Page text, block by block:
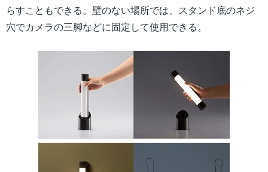
らすこともできる。壁のない場所では、スタンド底のネジ
穴でカメラの三脚などに固定して使用できる。